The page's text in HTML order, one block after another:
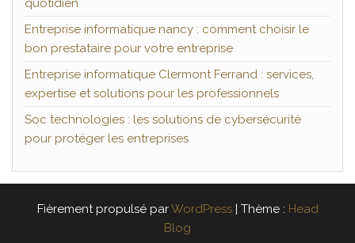
quotidien
Entreprise informatique nancy : comment choisir le
bon prestataire pour votre entreprise
Entreprise informatique Clermont Ferrand : services,
expertise et solutions pour les professionnels
Soc technologies : les solutions de cybersécurité
pour protéger les entreprises
Fièrement propulsé parWordPress | Thème : Head
Blog